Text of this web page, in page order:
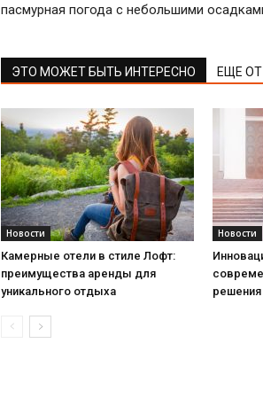
пасмурная погода с небольшими
ЭТО МОЖЕТ БЫТЬ ИНТЕРЕСНО ЕЩЕ
Новости
Камерные отели в стиле Лофт:
преимущества аренды для
уникального отдыха
Новости
решения